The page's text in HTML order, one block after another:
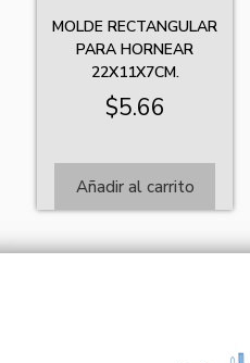
MOLDE RECTANGULAR
PARA HORNEAR
22X11X7CM.
$5.66
Añadir al carrito